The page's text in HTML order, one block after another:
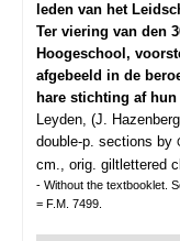
leden van het
Ter viering van den
Hoogeschool,
afgebeeld in de
hare stichting af
Leyden, (J.
double-p. sections by
cm., orig. giltlettered
- Without the textbooklet.
= F.M. 7499.